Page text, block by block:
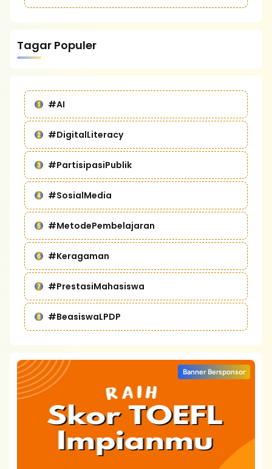
Tagar Populer
#AI
#DigitalLiteracy
#PartisipasiPublik
#SosialMedia
#MetodePembelajaran
#Keragaman
#PrestasiMahasiswa
#BeasiswaLPDP
Banner Bersponsor